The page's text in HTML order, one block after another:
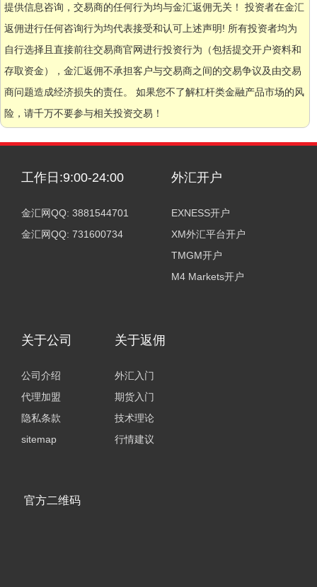
提供信息咨询，交易商的任何行为均与金汇返佣无关！ 投资者在金汇
返佣进行任何咨询行为均代表接受和认可上述声明! 所有投资者均为
自行选择且直接前往交易商官网进行投资行为（包括提交开户资料和
存取资金），金汇返佣不承担客户与交易商之间的交易争议及由交易
商问题造成经济损失的责任。 如果您不了解杠杆类金融产品市场的风
险，请千万不要参与相关投资交易！
工作日:9:00-24:00
金汇网QQ: 3881544701
金汇网QQ: 731600734
外汇开户
EXNESS开户
XM外汇平台开户
TMGM开户
M4 Markets开户
关于公司
公司介绍
代理加盟
隐私条款
sitemap
关于返佣
外汇入门
期货入门
技术理论
行情建议
官方二维码